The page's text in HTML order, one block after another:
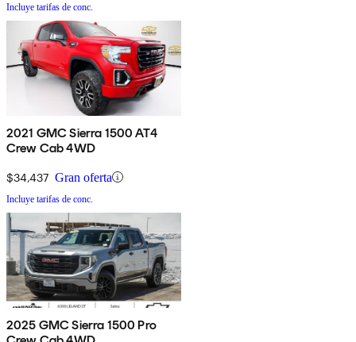
Incluye tarifas de conc.
2021 GMC Sierra 1500 AT4
Crew Cab 4WD
$34,437 Gran oferta
Incluye tarifas de conc.
2025 GMC Sierra 1500 Pro